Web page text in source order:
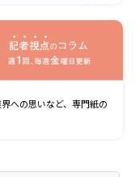
への思いなど、専門紙の